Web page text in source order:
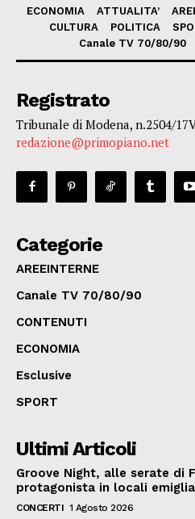
ECONOMIA ATTUALITA’
CULTURA
POLITICA
Canale TV 70/80/90
Registrato
Tribunale di Modena, n.2504/
redazione@primopiano.net
Categorie
AREEINTERNE
Canale TV 70/80/90
CONTENUTI
ECONOMIA
Esclusive
SPORT
Ultimi Articoli
Groove Night, alle serate di
protagonista in locali
CONCERTI 1 Agosto 2026